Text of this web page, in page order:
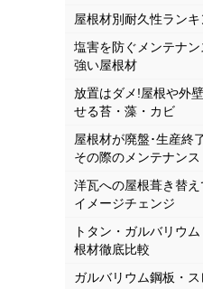
屋根材別耐久性ラン
塩害を防ぐメンテナン
強い屋根材
放置はダメ!屋根や外
せる苔・藻・カビ
屋根材が廃盤･生産終
その際のメンテナンス
洋瓦への屋根葺き替え
イメージチェンジ
トタン・ガルバリウ
根材徹底比較
ガルバリウム鋼板・